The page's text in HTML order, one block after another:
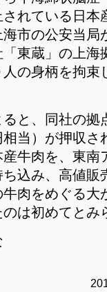
れている日本
市の公安当局
東蔵」の上海
の身柄を拘束
と、同社の拠
当）が押収さ
牛肉を、東南
込み、高値販
肉をめぐる大
は初めてとみ